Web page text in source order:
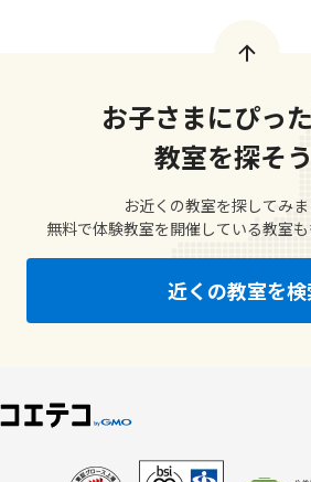
お子さまにぴっ
教室を探そう
お近くの教室を探してみま
無料で体験教室を開催している教室
近くの教室を検